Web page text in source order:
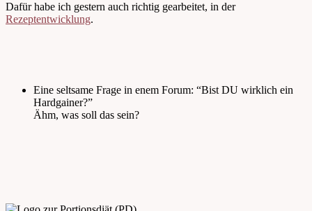
Dafür habe ich gestern auch richtig gearbeitet, in der
Rezeptentwicklung.
Eine seltsame Frage in enem Forum: “Bist DU wirklich ein
Hardgainer?”
Ähm, was soll das sein?